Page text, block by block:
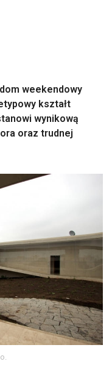
weekendowy
kształt
wynikową
oraz trudnej